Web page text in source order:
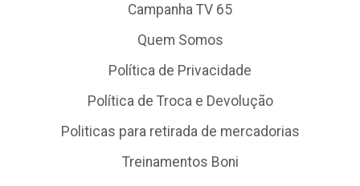
Campanha TV 65
Quem Somos
Política de Privacidade
Política de Troca e Devolução
Politicas para retirada de mercadorias
Treinamentos Boni